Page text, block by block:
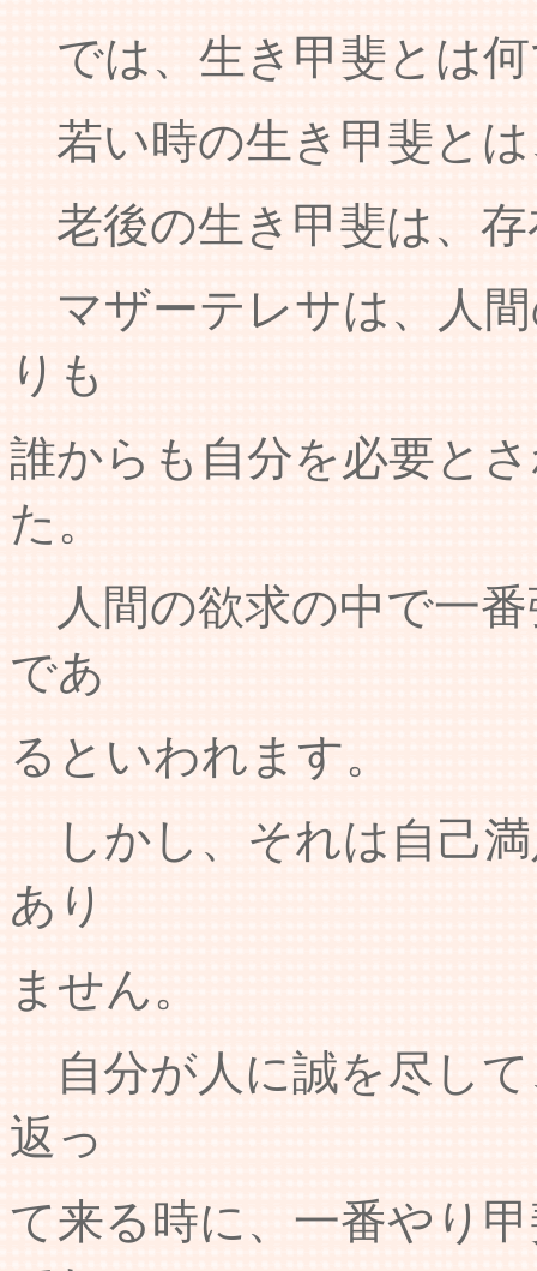
では、生き甲斐とは
若い時の生き甲斐と
老後の生き甲斐は、存
マザーテレサは、人
りも
誰からも自分を必要と
た。
人間の欲求の中で一
であ
るといわれます。
しかし、それは自己
あり
ません。
自分が人に誠を尽し
返っ
て来る時に、一番やり